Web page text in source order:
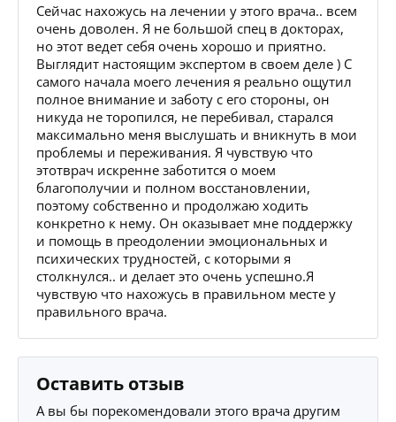
Сейчас нахожусь на лечении у этого врача.. всем
очень доволен. Я не большой спец в докторах,
но этот ведет себя очень хорошо и приятно.
Выглядит настоящим экспертом в своем деле ) С
самого начала моего лечения я реально ощутил
полное внимание и заботу с его стороны, он
никуда не торопился, не перебивал, старался
максимально меня выслушать и вникнуть в мои
проблемы и переживания. Я чувствую что
этотврач искренне заботится о моем
благополучии и полном восстановлении,
поэтому собственно и продолжаю ходить
конкретно к нему. Он оказывает мне поддержку
и помощь в преодолении эмоциональных и
психических трудностей, с которыми я
столкнулся.. и делает это очень успешно.Я
чувствую что нахожусь в правильном месте у
правильного врача.
Оставить отзыв
А вы бы порекомендовали этого врача другим